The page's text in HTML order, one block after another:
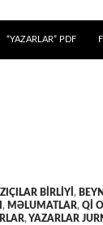
“YAZARLAR” PDF
BIRLIYI ,
, MƏLUMATLAR, QI
,YAZARLAR